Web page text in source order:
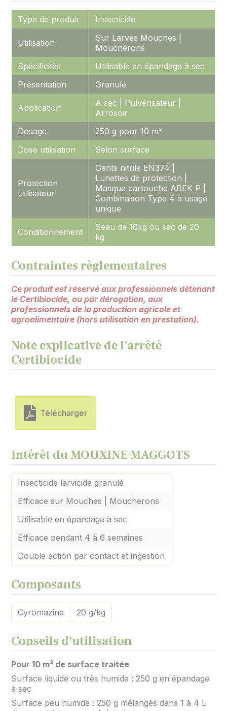
Type de produit Insecticide
Utilisation
Sur Larves Mouches |
Moucherons
Spécificités
Utilisable en épandage à sec
Présentation
Granulé
Application
A sec | Pulvérisateur |
Arrosoir
Dosage
250 g pour 10 m²
Dose utilisation
Selon surface
Protection
utilisateur
Gants nitrile EN374 |
Lunettes de protection |
Masque cartouche ABEK P |
Combinaison Type 4 à usage
unique
Conditionnement
Seau de 10kg ou sac de 20
kg
Contraintes règlementaires
Ce produit est réservé aux professionnels détenant
le Certibiocide, ou par dérogation, aux
professionnels de la production agricole et
agroalimentaire (hors utilisation en prestation).
Note explicative de l'arrêté
Certibiocide
Télécharger
Intérêt du MOUXINE MAGGOTS
Insecticide larvicide granulé
Efficace sur Mouches | Moucherons
Utilisable en épandage à sec
Efficace pendant 4 à 6 semaines
Double action par contact et ingestion
Composants
Cyromazine 20 g/kg
Conseils d'utilisation
Pour 10 m² de surface traitée
Surface liquide ou très humide : 250 g en épandage
à sec
Surface peu humide : 250 g mélangés dans 1 à 4 L